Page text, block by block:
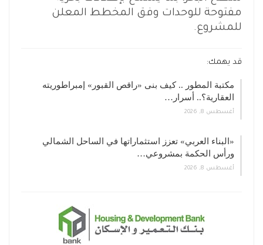
مفتوحة للوحدات وفق المخطط المعلن
للمشروع.
قد يهمك:
مكتبة المطور .. كيف بنى «راقص القبور» إمبراطوريته
العقارية؟.. أسرار…
أغسطس 8, 2026
«البناء العربي» تعزز استثماراتها في الساحل الشمالي
ورأس الحكمة بمشروعي…
أغسطس 8, 2026